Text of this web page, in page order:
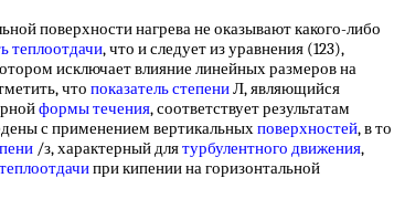
поверхности нагрева не оказывают какого-либо
теплоотдачи, что и следует из уравнения (123),
исключает влияние линейных размеров на
что показатель степениЛ, являющийся
формы течения, соответствует результатам
с применением вертикальныхповерхностей, в то
/з, характерный длятурбулентного движения,
при кипении на горизонтальной